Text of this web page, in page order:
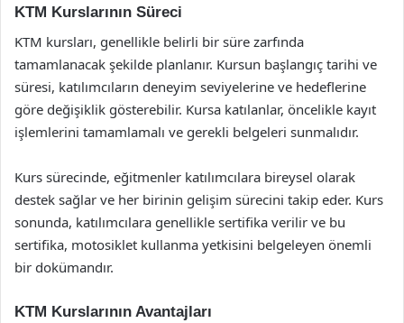
KTM Kurslarının Süreci
KTM kursları, genellikle belirli bir süre zarfında
tamamlanacak şekilde planlanır. Kursun başlangıç tarihi ve
süresi, katılımcıların deneyim seviyelerine ve hedeflerine
göre değişiklik gösterebilir. Kursa katılanlar, öncelikle kayıt
işlemlerini tamamlamalı ve gerekli belgeleri sunmalıdır.
Kurs sürecinde, eğitmenler katılımcılara bireysel olarak
destek sağlar ve her birinin gelişim sürecini takip eder. Kurs
sonunda, katılımcılara genellikle sertifika verilir ve bu
sertifika, motosiklet kullanma yetkisini belgeleyen önemli
bir dokümandır.
KTM Kurslarının Avantajları